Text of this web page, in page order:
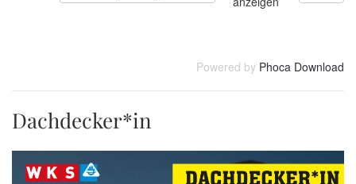
Powered by Phoca Download
Dachdecker*in